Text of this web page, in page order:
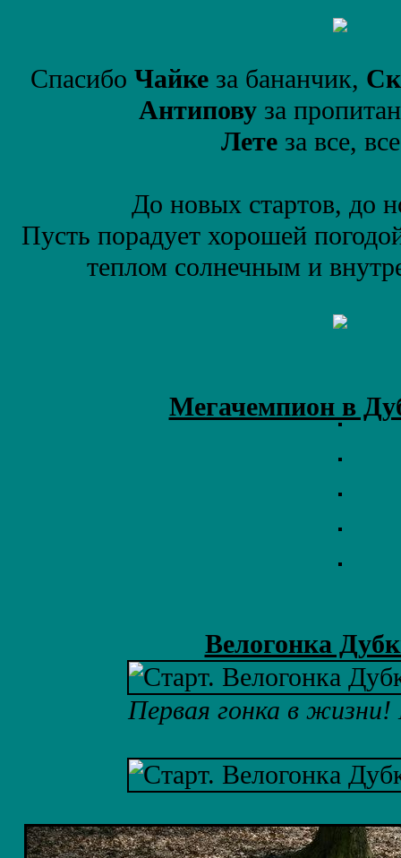
Спасибо Чайкеза бананчик,
Антипову за
Лете за все,
До новых стартов, до
Пусть порадует хорошей
теплом солнечным и
Мегачемпион в
Велогонка
Первая гонка в